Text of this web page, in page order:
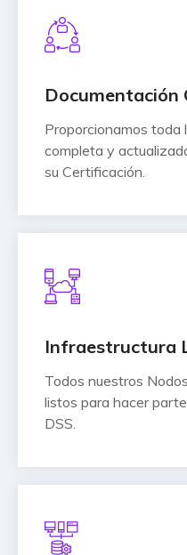
Documentación
Proporcionamos toda
completa y
su Certificación.
Infraestructura
Todos nuestros
listos para hacer
DSS.